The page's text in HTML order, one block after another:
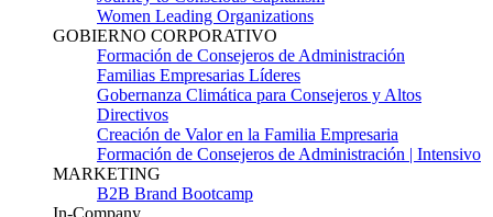
Women Leading Organizations
GOBIERNO CORPORATIVO
Formación de Consejeros de Administración
Familias Empresarias Líderes
Gobernanza Climática para Consejeros y Altos
Directivos
Creación de Valor en la Familia Empresaria
Formación de Consejeros de Administración | Intensivo
MARKETING
B2B Brand Bootcamp
In-Company